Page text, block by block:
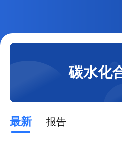
碳水化
最新 报告